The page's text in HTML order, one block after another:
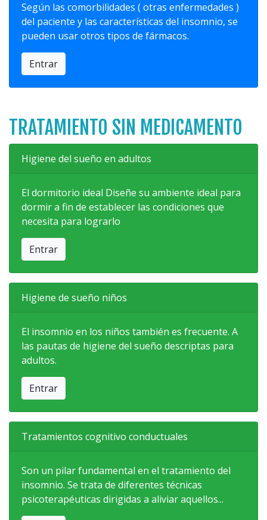
Según las comorbilidades ( otras enfermedades )
del paciente y las características del insomnio, se
pueden usar otros tipos de fármacos.
Entrar
TRATAMIENTO SIN MEDICAMENTO
Higiene del sueño en adultos
El dormitorio ideal Diseñe su ambiente ideal para
dormir a fin de establecer las condiciones que
necesita para lograrlo
Entrar
Higiene de sueño niños
El insomnio en los niños también es frecuente. A
las pautas de higiene del sueño descriptas para
adultos.
Entrar
Tratamientos cognitivo conductuales
Son un pilar fundamental en el tratamiento del
insomnio. Se trata de diferentes técnicas
psicoterapéuticas dirigidas a aliviar aquellos...